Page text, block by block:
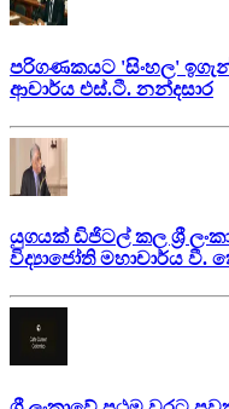
පරිගණකයට 'සිංහල'
ආචාර්ය එස්.ටී. නන්දසාර
යුගයක් ඩිජිටල් කල ශ්‍රී
විද්‍යාජෝති මහාචාර්ය වී.